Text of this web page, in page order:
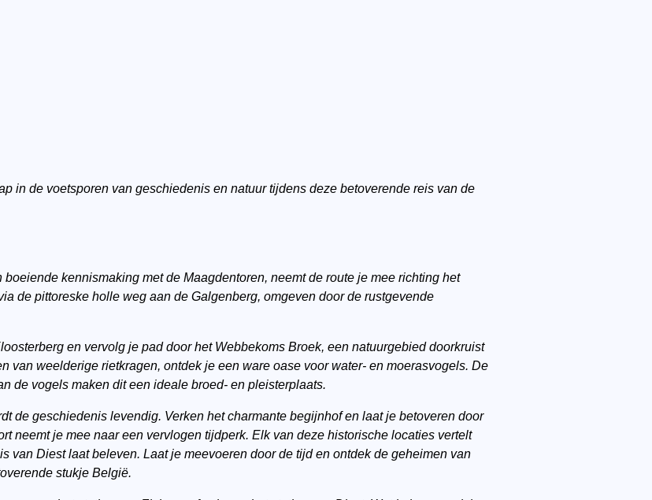
in de voetsporen van geschiedenis en natuur tijdens deze betoverende reis van de
kennismaking met de Maagdentoren, neemt de route je mee richting het
de pittoreske holle weg aan de Galgenberg, omgeven door de rustgevende
en vervolg je pad door het Webbekoms Broek, een natuurgebied doorkruist
van weelderige rietkragen, ontdek je een ware oase voor water- en moerasvogels. De
de vogels maken dit een ideale broed- en pleisterplaats.
de geschiedenis levendig. Verken het charmante begijnhof en laat je betoveren door
neemt je mee naar een vervlogen tijdperk. Elk van deze historische locaties vertelt
van Diest laat beleven. Laat je meevoeren door de tijd en ontdek de geheimen van
stukje België.